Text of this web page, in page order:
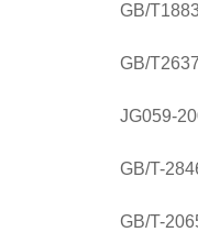
GB/
GB/
JG059-
GB/T-
GB/T-